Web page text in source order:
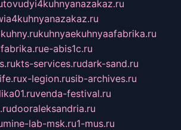
tovudyi4kuhnyanazakaz.ru
kuhnyaekuhnyaafabrika.ru
e-abis1c.ru
kts-services.rudark-sand.ru
x-legion.rusib-archives.ru
venda-festival.ru
dooraleksandria.ru
mine-lab-msk.ru1-mus.ru